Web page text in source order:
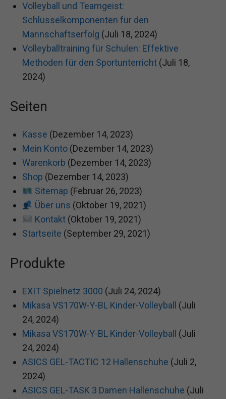
Volleyball und Teamgeist:
Schlüsselkomponenten für den
Mannschaftserfolg (Juli 18, 2024)
Volleyballtraining für Schulen: Effektive
Methoden für den Sportunterricht (Juli 18,
2024)
Seiten
Kasse (Dezember 14, 2023)
Mein Konto (Dezember 14, 2023)
Warenkorb (Dezember 14, 2023)
Shop (Dezember 14, 2023)
Sitemap (Februar 26, 2023)
Über uns (Oktober 19, 2021)
Kontakt (Oktober 19, 2021)
Startseite (September 29, 2021)
Produkte
EXIT Spielnetz 3000 (Juli 24, 2024)
Mikasa VS170W-Y-BL Kinder-Volleyball
(Juli
24, 2024)
Mikasa VS170W-Y-BL Kinder-Volleyball
(Juli
24, 2024)
ASICS GEL-TACTIC 12 Hallenschuhe (Juli 2,
2024)
ASICS GEL-TASK 3 Damen Hallenschuhe (Juli